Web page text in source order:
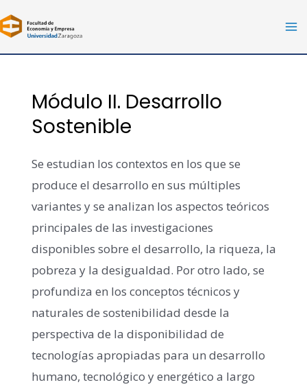
al
contenido
Módulo II. Desarrollo
Sostenible
Se estudian los contextos en los que se
produce el desarrollo en sus múltiples
variantes y se analizan los aspectos teóricos
principales de las investigaciones
disponibles sobre el desarrollo, la riqueza, la
pobreza y la desigualdad. Por otro lado, se
profundiza en los conceptos técnicos y
naturales de sostenibilidad desde la
perspectiva de la disponibilidad de
tecnologías apropiadas para un desarrollo
humano, tecnológico y energético a largo